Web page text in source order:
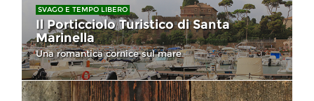
SVAGO E TEMPO LIBERO
Il Porticciolo Turistico di Santa
Marinella
Una romantica cornice sul mare